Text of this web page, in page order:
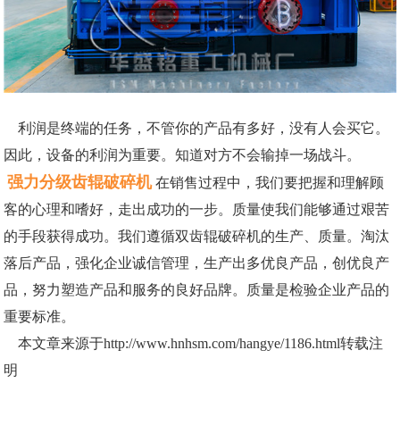
利润是终端的任务，不管你的产品有多好，没有人会买它。
因此，设备的利润为重要。知道对方不会输掉一场战斗。
强力分级齿辊破碎机 在销售过程中，我们要把握和理解顾
客的心理和嗜好，走出成功的一步。质量使我们能够通过艰苦
的手段获得成功。我们遵循双齿辊破碎机的生产、质量。淘汰
落后产品，强化企业诚信管理，生产出多优良产品，创优良产
品，努力塑造产品和服务的良好品牌。质量是检验企业产品的
重要标准。
本文章来源于http://www.hnhsm.com/hangye/1186.html转载注
明